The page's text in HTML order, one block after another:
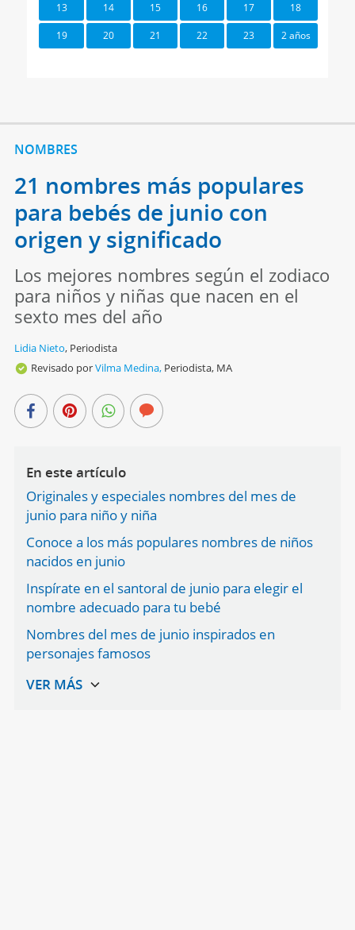
13 14 15 16 17 18
19 20 21 22 23 2 años
NOMBRES
21 nombres más populares
para bebés de junio con
origen y significado
Los mejores nombres según el zodiaco
para niños y niñas que nacen en el
sexto mes del año
Lidia Nieto, Periodista
Revisado porVilma Medina, Periodista, MA
En este artículo
Originales y especiales nombres del mes de
junio para niño y niña
Conoce a los más populares nombres de niños
nacidos en junio
Inspírate en el santoral de junio para elegir el
nombre adecuado para tu bebé
Nombres del mes de junio inspirados en
personajes famosos